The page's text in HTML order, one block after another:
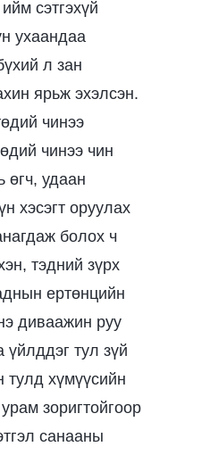
сэтгэхүй
ухаандаа
л зан
ярьж эхэлсэн.
чинээ
чинээ чин
өгч, удаан
хэсэгт оруулах
болох ч
тэдний зүрх
ертөнцийн
диваажин руу
тул зүй
тулд хүмүүсийн
зоригтойгоор
санааны